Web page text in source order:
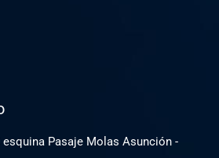
esquina Pasaje Molas Asunción -